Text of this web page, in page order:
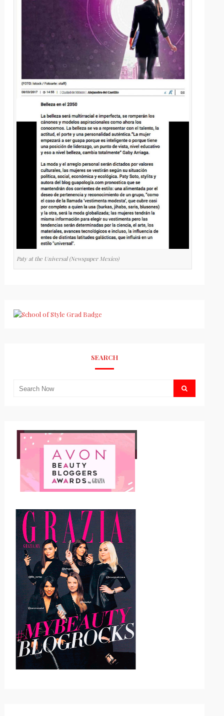
Paty at the Universal (Newspaper Mexico)
SEARCH